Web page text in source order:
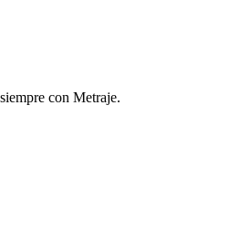
con Metraje.